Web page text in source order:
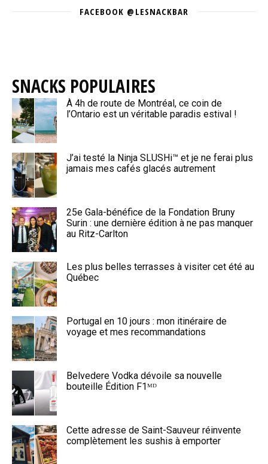
FACEBOOK @LESNACKBAR
SNACKS POPULAIRES
À 4h de route de Montréal, ce coin de
l’Ontario est un véritable paradis estival !
J’ai testé la Ninja SLUSHi™ et je ne ferai plus
jamais mes cafés glacés autrement
25e Gala-bénéfice de la Fondation Bruny
Surin : une dernière édition à ne pas manquer
au Ritz-Carlton
Les plus belles terrasses à visiter cet été au
Québec
Portugal en 10 jours : mon itinéraire de
voyage et mes recommandations
Belvedere Vodka dévoile sa nouvelle
bouteille Édition F1ᴹᴰ
Cette adresse de Saint-Sauveur réinvente
complètement les sushis à emporter